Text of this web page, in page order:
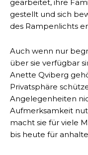
gearbeitet, ihre
gestellt und sich
des Rampenlichts
Auch wenn nur
über sie verfügbar
Anette Qviberg
Privatsphäre
Angelegenheiten
Aufmerksamkeit
macht sie für viele
bis heute für